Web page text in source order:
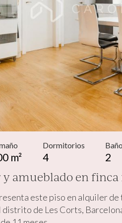
m²
Dormitorios
4 2
y amueblado en finca
este piso en alquiler
de Les Corts,
Este
deberá
de la
sitio
los
que
del